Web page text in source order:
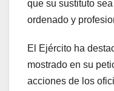
que su sustituto
ordenado y
El Ejército ha
mostrado en su
acciones de los